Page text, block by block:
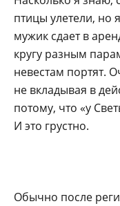
птицы улетели, но
мужик сдает в
кругу разным
невестам портят.
не вкладывая в
потому, что «у
И это грустно.
Обычно после